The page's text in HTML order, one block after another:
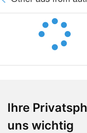
Ihre
uns wichtig
No items found